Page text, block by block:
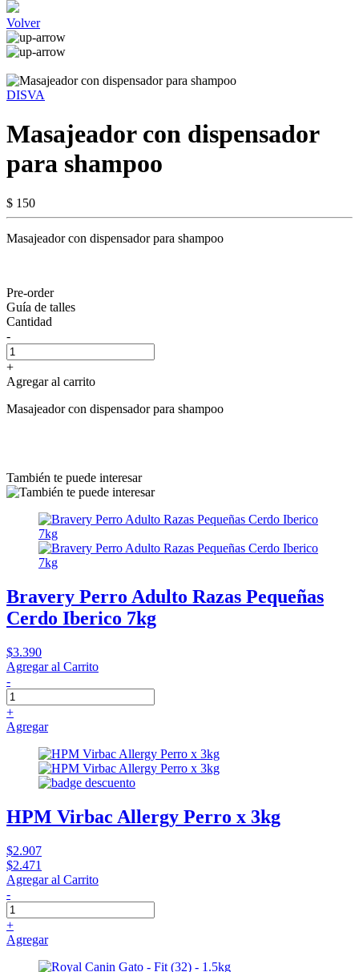
Volver
DISVA
Masajeador con dispensador
para shampoo
$ 150
Masajeador con dispensador para shampoo
Pre-order
Guía de talles
Cantidad
-
+
Agregar al carrito
Masajeador con dispensador para shampoo
También te puede interesar
Bravery Perro Adulto Razas Pequeñas
Cerdo Iberico 7kg
$3.390
Agregar al Carrito
-
+
Agregar
HPM Virbac Allergy Perro x 3kg
$2.907
$2.471
Agregar al Carrito
-
+
Agregar